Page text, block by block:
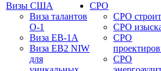
Визы США
Виза талантов
О-1
Виза EB-1A
Виза EB2 NIW
для
СРО
СРО
СРО
СРО
СРО